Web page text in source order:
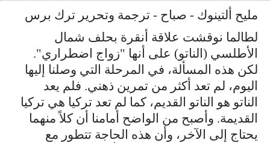
مليح ألتينوك - صباح - ترجمة وتحرير ترك برس
لطالما نوقشت علاقة أنقرة بحلف شمال
الأطلسي (الناتو) على أنها "زواج اضطراري".
لكن هذه المسألة، في المرحلة التي وصلنا إليها
اليوم، لم تعد أكثر من تمرين ذهني. فلم يعد
الناتو هو الناتو القديم، كما لم تعد تركيا هي تركيا
القديمة. وأصبح من الواضح أمامنا أن كلاً منهما
يحتاج إلى الآخر، وأن هذه الحاجة تتطور مع